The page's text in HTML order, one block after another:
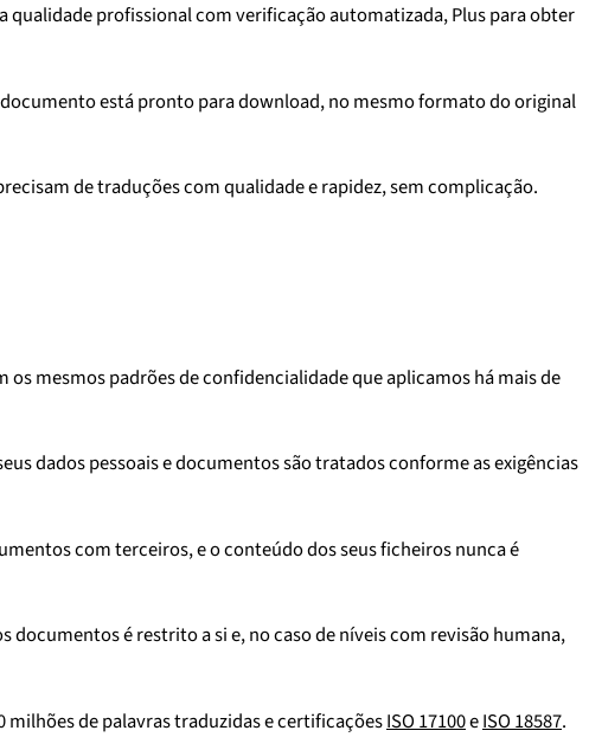
qualidade profissional com verificação automatizada, Plus para obter
está pronto para download, no mesmo formato do original
de traduções com qualidade e rapidez, sem complicação.
mesmos padrões de confidencialidade que aplicamos há mais de
dados pessoais e documentos são tratados conforme as exigências
com terceiros, e o conteúdo dos seus ficheiros nunca é
é restrito a si e, no caso de níveis com revisão humana,
milhões de palavras traduzidas e certificaçõesISO 17100eISO 18587.